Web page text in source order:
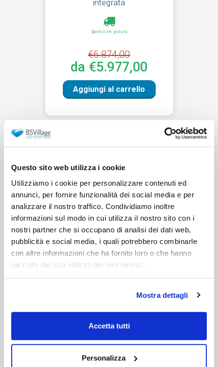
Questo sito web utilizza i cookie
Utilizziamo i cookie per personalizzare contenuti ed
annunci, per fornire funzionalità dei social media e per
analizzare il nostro traffico. Condividiamo inoltre
informazioni sul modo in cui utilizza il nostro sito con i
nostri partner che si occupano di analisi dei dati web,
pubblicità e social media, i quali potrebbero combinarle
con altre informazioni che ha fornito loro o che hanno
raccolto dal suo utilizzo dei loro servizi.
Mostra dettagli
Accetta tutti
Personalizza
integrata
Spedizione gratuita
€6.874,00
da €5.977,00
Aggiungi al carrello
Tinozza in legno e vetroresina
TYR Ø 1,80 m con stufa
€6.631,00
da €5.766,00
Aggiungi al carrello